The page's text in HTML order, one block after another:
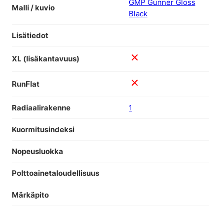
Malli / kuvio
GMP Gunner Gloss
Black
Lisätiedot
XL (lisäkantavuus)
RunFlat
Radiaalirakenne 1
Kuormitusindeksi
Nopeusluokka
Polttoainetaloudellisuus
Märkäpito